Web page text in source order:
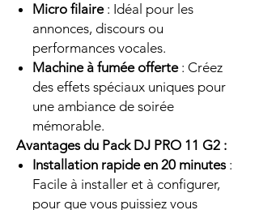
Micro filaire: Idéal pour les
annonces, discours ou
performances vocales.
Machine à fumée offerte: Créez
des effets spéciaux uniques pour
une ambiance de soirée
mémorable.
Avantages du Pack DJ PRO 11 G2 :
Installation rapide en 20 minutes:
Facile à installer et à configurer,
pour que vous puissiez vous